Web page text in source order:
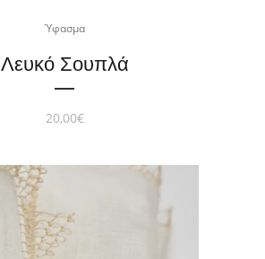
Ύφασμα
Λευκό Σουπλά
20,00€